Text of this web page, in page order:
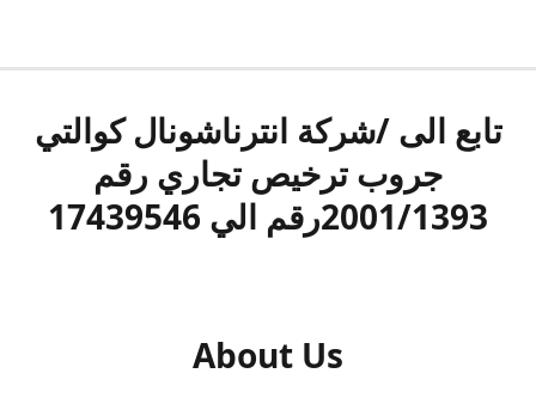
تابع الى /شركة انترناشونال كوالتي
جروب ترخيص تجاري رقم
2001/1393رقم الي 17439546
About Us